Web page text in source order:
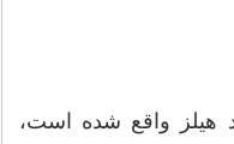
هیلز واقع شده است،